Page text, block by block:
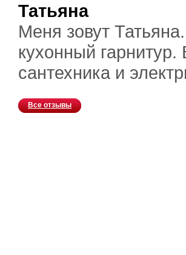
Татьяна
Меня зовут
кухонный
сантехника и
Все отзывы